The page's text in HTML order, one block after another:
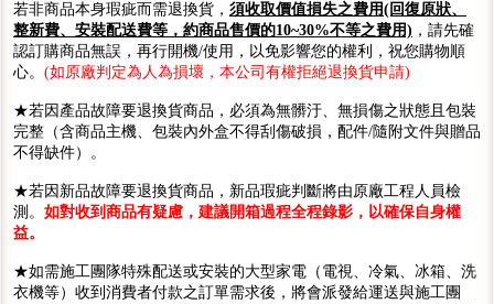
若非商品本身瑕疵而需退換貨， 須收取價值損失之費用(回復原狀、
整新費、安裝配送費等，約商品售價的10~30%不等之費用) ，請先確
認訂購商品無誤，再行開機/使用，以免影響您的權利，祝您購物順
心。 (如原廠判定為人為損壞，本公司有權拒絕退換貨申請)
★若因產品故障要退換貨商品，必須為無髒汙、無損傷之狀態且包裝
完整（含商品主機、包裝內外盒不得刮傷破損，配件/隨附文件與贈品
不得缺件）。
★若因新品故障要退換貨商品，新品瑕疵判斷將由原廠工程人員檢
測。 如對收到商品有疑慮，建議開箱過程全程錄影，以確保自身權
益。
★如需施工團隊特殊配送或安裝的大型家電（電視、冷氣、冰箱、洗
衣機等）收到消費者付款之訂單需求後，將會派發給運送與施工團